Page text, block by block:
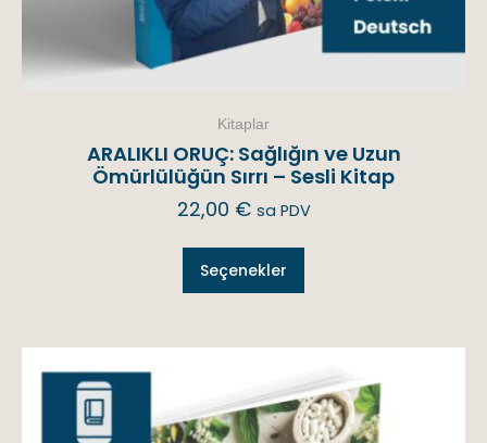
Kitaplar
ARALIKLI ORUÇ: Sağlığın ve Uzun
Ömürlülüğün Sırrı – Sesli Kitap
22,00 € sa PDV
Seçenekler